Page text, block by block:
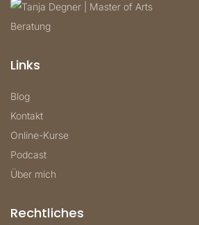
Links
Blog
Kontakt
Online-Kurse
Podcast
Über mich
Rechtliches